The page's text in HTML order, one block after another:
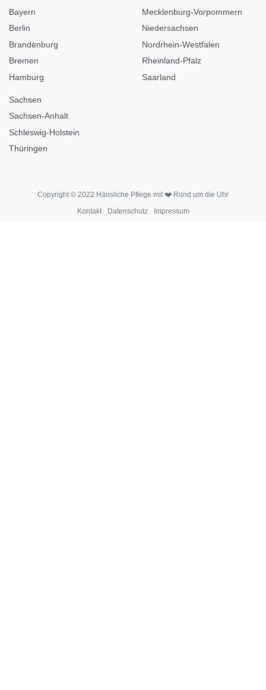
Bayern
Berlin
Brandenburg
Bremen
Hamburg
Mecklenburg-Vorpommern
Niedersachsen
Nordrhein-Westfalen
Rheinland-Pfalz
Saarland
Sachsen
Sachsen-Anhalt
Schleswig-Holstein
Thüringen
Copyright © 2022 Häusliche Pflege mit ❤️ Rund um die Uhr
Kontakt
Datenschutz Impressum